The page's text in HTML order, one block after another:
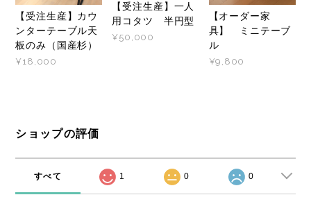
【受注生産】カウ
ンターテーブル天
板のみ（国産杉）
¥18,000
【受注生産】一人
用コタツ 半円型
¥50,000
【オーダー家
具】 ミニテーブ
ル
¥9,800
ショップの評価
すべて 1 0 0